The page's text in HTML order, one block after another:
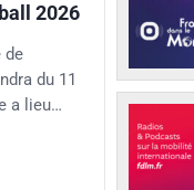
2026
de
du 11
a lieu…